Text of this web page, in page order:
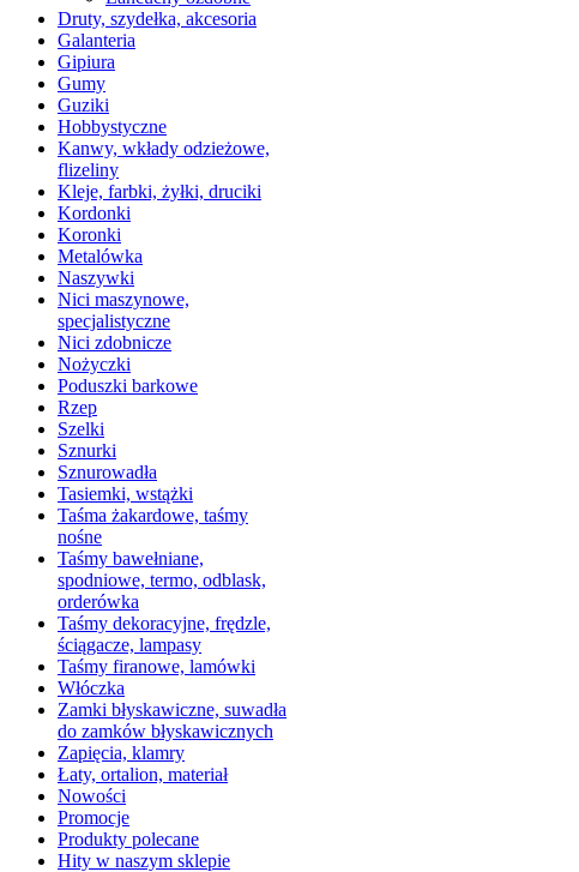
Druty, szydełka, akcesoria
Galanteria
Gipiura
Gumy
Guziki
Hobbystyczne
Kanwy, wkłady odzieżowe,
flizeliny
Kleje, farbki, żyłki, druciki
Kordonki
Koronki
Metalówka
Naszywki
Nici maszynowe,
specjalistyczne
Nici zdobnicze
Nożyczki
Poduszki barkowe
Rzep
Szelki
Sznurki
Sznurowadła
Tasiemki, wstążki
Taśma żakardowe, taśmy
nośne
Taśmy bawełniane,
spodniowe, termo, odblask,
orderówka
Taśmy dekoracyjne, frędzle,
ściągacze, lampasy
Taśmy firanowe, lamówki
Włóczka
Zamki błyskawiczne, suwadła
do zamków błyskawicznych
Zapięcia, klamry
Łaty, ortalion, materiał
Nowości
Promocje
Produkty polecane
Hity w naszym sklepie